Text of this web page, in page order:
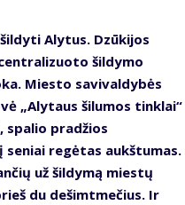
Alytus. Dzūkijos
šildymo
Miesto savivaldybės
„Alytaus šilumos tinklai“
spalio pradžios
seniai regėtas aukštumas.
už šildymą miestų
du dešimtmečius. Ir